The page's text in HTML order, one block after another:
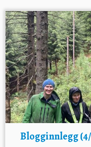
Blogginnlegg